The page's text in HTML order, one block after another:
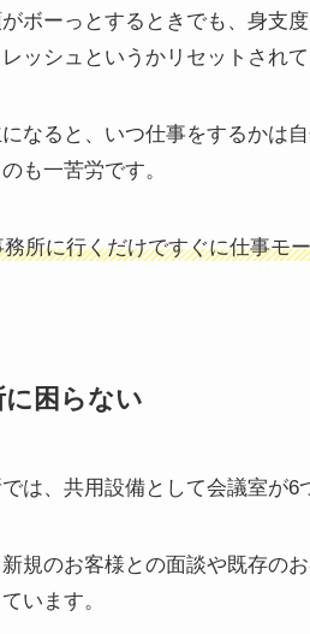
ボーっとするときでも、身支
ッシュというかリセットされ
なると、いつ仕事をするかは
も一苦労です。
務所に行くだけですぐに仕事モ
に困らない
は、共用設備として会議室が6
規のお客様との面談や既存の
います。